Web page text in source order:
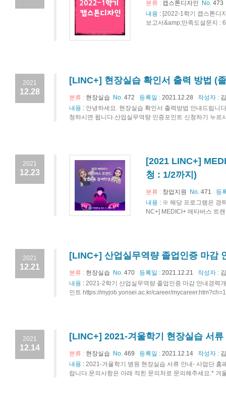
분류 : 캡스톤디자인 No. 473
내용 : [ 2022-1학기 캡스톤디
보고서&amp;만족도설문지 :
2021
12.28
[LINC+] 현장실습 확인서 출력 방법 (
분류 : 현장실습 No. 472 등록일 : 2021.12.28 작성자 :
내용 : 안녕하세요. 현장실습 확인서 출력방법 안내드립
청하시면 됩니다.산업실무역량 인증포인트 신청하기 누르
2021
12.23
[2021 LINC+]
청 : 1/2까지)
분류 : 창업지원 No. 471
등
내용 : ※ 해당 프로그램은 경
NC+] MEDICI+ 메타버스 트
2021
12.21
[LINC+] 산업실무역량 졸업인증 마감
분류 : 현장실습 No. 470 등록일 : 2021.12.21 작성자 :
내용 : 2021-2학기 산업실무역량 졸업인증 마감 안내경력
인트 https://myjob.yonsei.ac.kr/career/
2021
12.14
[LINC+] 2021-겨울학기 현장실습 서
분류 : 현장실습 No. 469 등록일 : 2021.12.14 작성자 :
내용 : 2021-겨울학기 병원 현장실습 서류 안내- 사업단 홈
랍니다.문의사항은 아래 적힌 문의처로 문의해주세요.* 겨